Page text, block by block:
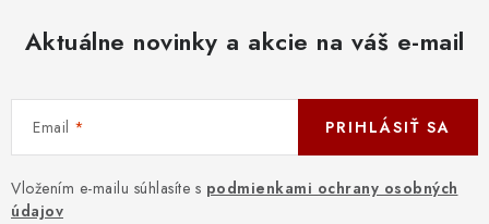
Aktuálne novinky a akcie na váš e-mail
Email
Vložením e-mailu súhlasíte s podmienkami ochrany osobných
údajov
PRIHLÁSIŤ SA